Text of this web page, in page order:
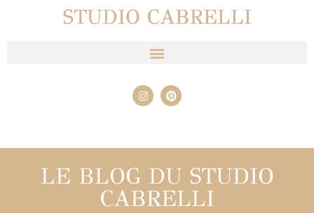
STUDIO CABRELLI
LE BLOG DU STUDIO
CABRELLI